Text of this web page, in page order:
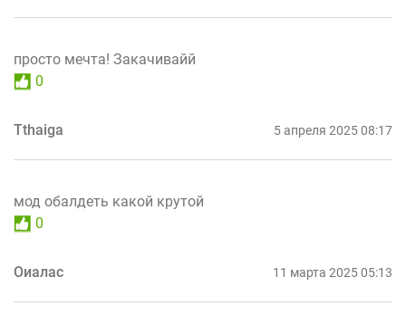
просто мечта! Закачивайй
0
Tthaiga 5 апреля 2025 08:17
мод обалдеть какой крутой
0
Оиалас 11 марта 2025 05:13